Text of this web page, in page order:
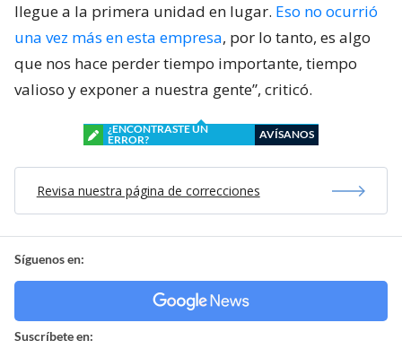
llegue a la primera unidad en lugar. Eso no ocurrió
una vez más en esta empresa, por lo tanto, es algo
que nos hace perder tiempo importante, tiempo
valioso y exponer a nuestra gente”, criticó.
¿ENCONTRASTE UN
ERROR?
AVÍSANOS
Revisa nuestra página de correcciones
Síguenos en:
Suscríbete en: